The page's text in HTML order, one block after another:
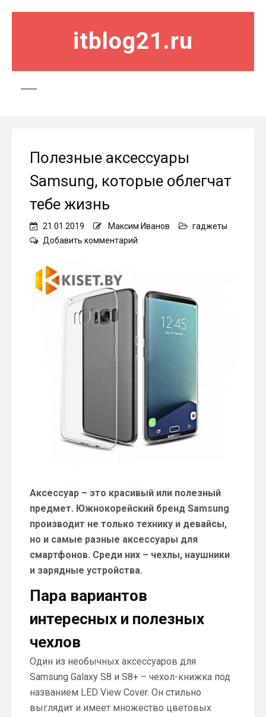
itblog21.ru
Полезные аксессуары
Samsung, которые облегчат
тебе жизнь
21.01.2019 Максим Иванов
гаджеты
Добавить комментарий
которые
облегчат
тебе
Аксессуар – это красивый или полезный
предмет. Южнокорейский бренд Samsung
производит не только технику и девайсы,
но и самые разные аксессуары для
смартфонов. Среди них – чехлы, наушники
и зарядные устройства.
Пара вариантов
интересных и полезных
чехлов
Один из необычных аксессуаров для
Samsung Galaxy S8 и S8+ – чехол-книжка под
названием LED View Cover. Он стильно
выглядит и имеет множество цветовых